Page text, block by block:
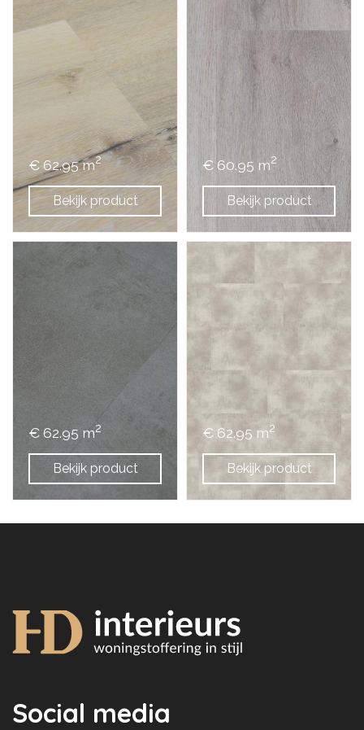
Bekijk product
€ 62.95 m2
Bekijk product
€ 60.95 m2
Bekijk product
€ 62.95 m2
Bekijk product
€ 62.95 m2
Social media